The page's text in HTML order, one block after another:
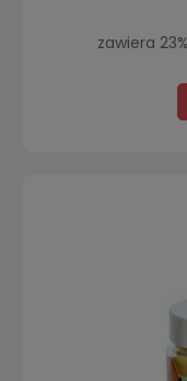
zawiera